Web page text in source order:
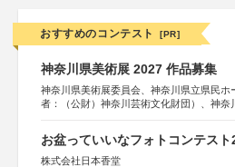
おすすめのコンテスト [PR]
神奈川県美術展 2027 作品募集
神奈川県美術展委員会、神奈川県立県民ホ
者：（公財）神奈川芸術文化財団）、神奈
お盆っていいなフォトコンテスト
株式会社日本香堂